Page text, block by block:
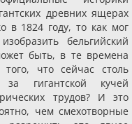
древних ящерах
в 1824 году, то как мог
бельгийский
быть, в те времена
что сейчас столь
гигантской кучей
трудов? И это
чем смехотворные